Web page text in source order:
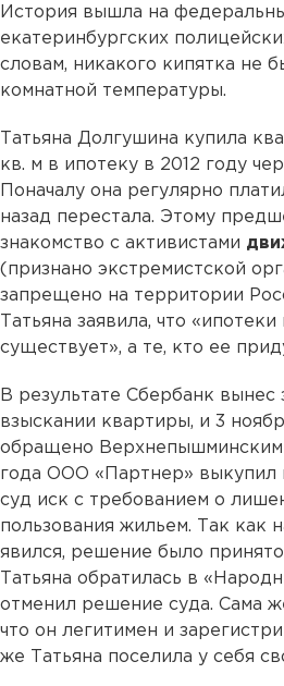
История вышла на
екатеринбургских
словам, никакого кипятка не
комнатной температуры.
Татьяна Долгушина купила
кв. м в ипотеку в 2012 году
Поначалу она регулярно
назад перестала. Этому
знакомство с активистами
(признано экстремистской
запрещено на территории
Татьяна заявила, что
существует», а те, кто ее
В результате Сбербанк вынес
взыскании квартиры, и 3
обращено Верхнепышминским
года ООО «Партнер» выкупил
суд иск с требованием о
пользования жильем. Так как
явился, решение было
Татьяна обратилась в
отменил решение суда. Сама
что он легитимен и
же Татьяна поселила у себя